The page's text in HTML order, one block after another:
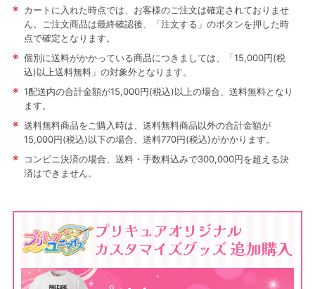
※ カートに入れた時点では、お客様のご注文は確定されておりませ
ん。ご注文商品は最終確認後、「注文する」のボタンを押した時
点で確定となります。
※ 個別に送料がかかっている商品につきましては、「15,000円(税
込)以上送料無料」の対象外となります。
※ 1配送内の合計金額が15,000円(税込)以上の場合、送料無料となり
ます。
※ 送料無料商品をご購入時は、送料無料商品以外の合計金額が
15,000円(税込)以下の場合、送料770円(税込)がかかります。
※
コンビニ決済の場合、送料・手数料込みで300,000円を超える決
済はできません。